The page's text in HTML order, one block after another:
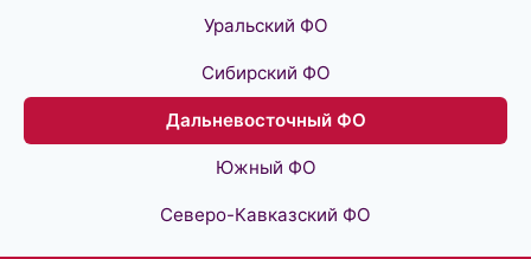
Уральский ФО
Сибирский ФО
Дальневосточный ФО
Южный ФО
Северо-Кавказский ФО